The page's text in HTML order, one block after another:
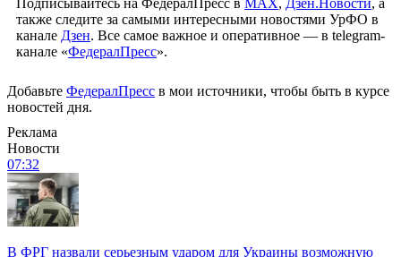
также следите за самыми интересными новостями УрФО в
канале Дзен. Все самое важное и оперативное — в telegram-
канале «ФедералПресс».
Добавьте ФедералПресс в мои источники, чтобы быть в курсе
новостей дня.
Реклама
Новости
07:32
В ФРГ назвали серьезным ударом для Украины возможную